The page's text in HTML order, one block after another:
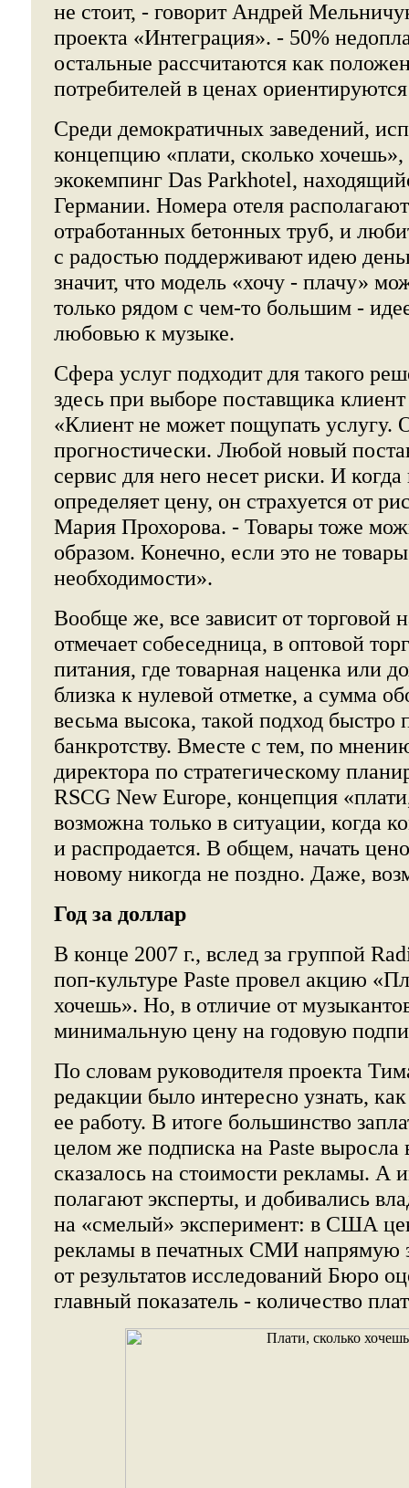
не стоит, - говорит Андрей
проекта «Интеграция». - 50%
остальные рассчитаются как
потребителей в ценах
Среди демократичных заведений,
концепцию «плати, сколько хочешь»,
экокемпинг Das Parkhotel,
Германии. Номера отеля
отработанных бетонных труб, и
с радостью поддерживают идею
значит, что модель «хочу - плачу»
только рядом с чем-то большим -
любовью к музыке.
Сфера услуг подходит для такого
здесь при выборе поставщика клиент
«Клиент не может пощупать услугу.
прогностически. Любой новый
сервис для него несет риски. И
определяет цену, он страхуется от
Мария Прохорова. - Товары тоже
образом. Конечно, если это не
необходимости».
Вообще же, все зависит от торговой
отмечает собеседница, в оптовой
питания, где товарная наценка или
близка к нулевой отметке, а сумма
весьма высока, такой подход быстро
банкротству. Вместе с тем, по
директора по стратегическому
RSCG New Europe, концепция
возможна только в ситуации, когда
и распродается. В общем, начать
новому никогда не поздно. Даже,
Год за доллар
В конце 2007 г., вслед за группой
поп-культуре Paste провел акцию
хочешь». Но, в отличие от
минимальную цену на годовую
По словам руководителя проекта
редакции было интересно узнать,
ее работу. В итоге большинство
целом же подписка на Paste выросла
сказалось на стоимости рекламы. А
полагают эксперты, и добивались
на «смелый» эксперимент: в США
рекламы в печатных СМИ напрямую
от результатов исследований Бюро
главный показатель - количество